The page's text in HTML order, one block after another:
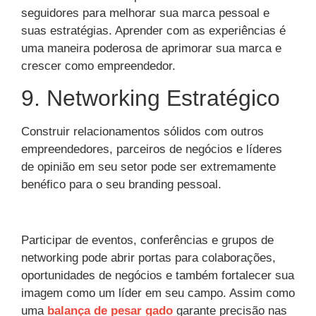
seguidores para melhorar sua marca pessoal e
suas estratégias. Aprender com as experiências é
uma maneira poderosa de aprimorar sua marca e
crescer como empreendedor.
9. Networking Estratégico
Construir relacionamentos sólidos com outros
empreendedores, parceiros de negócios e líderes
de opinião em seu setor pode ser extremamente
benéfico para o seu branding pessoal.
Participar de eventos, conferências e grupos de
networking pode abrir portas para colaborações,
oportunidades de negócios e também fortalecer sua
imagem como um líder em seu campo. Assim como
uma balança de pesar gado garante precisão nas